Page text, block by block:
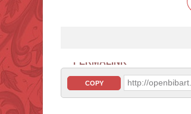
PERMALINK
COPY http://